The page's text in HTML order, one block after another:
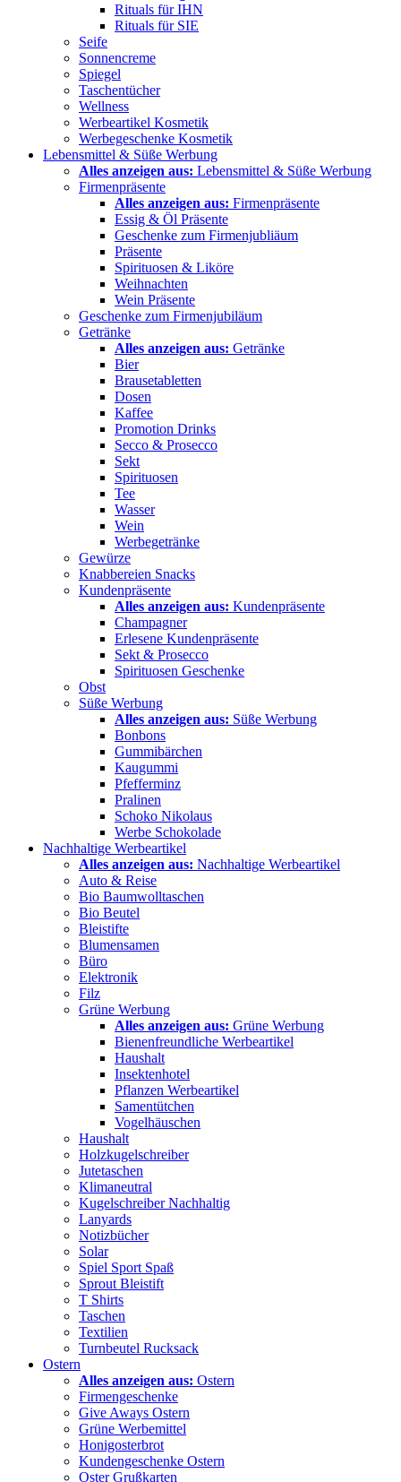
Rituals für IHN
Rituals für SIE
Seife
Sonnencreme
Spiegel
Taschentücher
Wellness
Werbeartikel Kosmetik
Werbegeschenke Kosmetik
Lebensmittel & Süße Werbung
Alles anzeigen aus: Lebensmittel & Süße Werbung
Firmenpräsente
Alles anzeigen aus: Firmenpräsente
Essig & Öl Präsente
Geschenke zum Firmenjubliäum
Präsente
Spirituosen & Liköre
Weihnachten
Wein Präsente
Geschenke zum Firmenjubiläum
Getränke
Alles anzeigen aus: Getränke
Bier
Brausetabletten
Dosen
Kaffee
Promotion Drinks
Secco & Prosecco
Sekt
Spirituosen
Tee
Wasser
Wein
Werbegetränke
Gewürze
Knabbereien Snacks
Kundenpräsente
Alles anzeigen aus: Kundenpräsente
Champagner
Erlesene Kundenpräsente
Sekt & Prosecco
Spirituosen Geschenke
Obst
Süße Werbung
Alles anzeigen aus: Süße Werbung
Bonbons
Gummibärchen
Kaugummi
Pfefferminz
Pralinen
Schoko Nikolaus
Werbe Schokolade
Nachhaltige Werbeartikel
Alles anzeigen aus: Nachhaltige Werbeartikel
Auto & Reise
Bio Baumwolltaschen
Bio Beutel
Bleistifte
Blumensamen
Büro
Elektronik
Filz
Grüne Werbung
Alles anzeigen aus: Grüne Werbung
Bienenfreundliche Werbeartikel
Haushalt
Insektenhotel
Pflanzen Werbeartikel
Samentütchen
Vogelhäuschen
Haushalt
Holzkugelschreiber
Jutetaschen
Klimaneutral
Kugelschreiber Nachhaltig
Lanyards
Notizbücher
Solar
Spiel Sport Spaß
Sprout Bleistift
T Shirts
Taschen
Textilien
Turnbeutel Rucksack
Ostern
Alles anzeigen aus: Ostern
Firmengeschenke
Give Aways Ostern
Grüne Werbemittel
Honigosterbrot
Kundengeschenke Ostern
Oster Grußkarten